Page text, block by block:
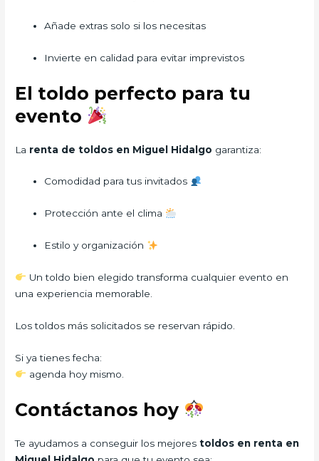
Añade extras solo si los necesitas
Invierte en calidad para evitar imprevistos
El toldo perfecto para tu
evento
La renta de toldos en Miguel Hidalgo garantiza:
Comodidad para tus invitados
Protección ante el clima
Estilo y organización
Un toldo bien elegido transforma cualquier evento en
una experiencia memorable.
Los toldos más solicitados se reservan rápido.
Si ya tienes fecha:
agenda hoy mismo.
Contáctanos hoy
Te ayudamos a conseguir los mejorestoldos en renta en